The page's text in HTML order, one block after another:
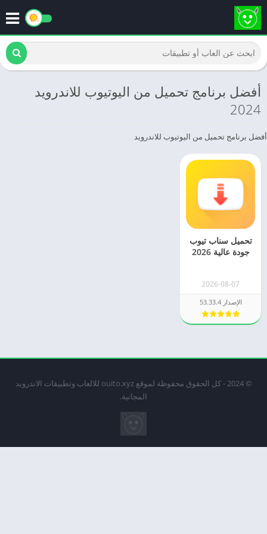
أفضل برنامج تحميل من اليوتيوب للاندرويد
2024
أفضل برنامج تحميل من اليوتيوب للاندرويد
تحميل سناب تيوب
جودة عالية 2026
2026-08-07
الإصدار 53.33.4
© 2024 - كل الحقوق محفوظة لموقع ouito.xyz للالعاب وتطبيقات الاندرويد
المجانية.